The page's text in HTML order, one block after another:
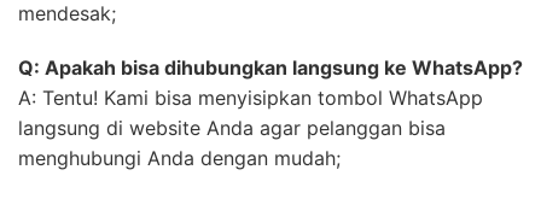
mendesak;
Q: Apakah bisa dihubungkan langsung ke WhatsApp?
A: Tentu! Kami bisa menyisipkan tombol WhatsApp
langsung di website Anda agar pelanggan bisa
menghubungi Anda dengan mudah;